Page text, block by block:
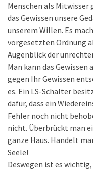
Menschen als
das Gewissen unsere
unserem Willen. Es
vorgesetzten Ordnung
Augenblick der
Man kann das
gegen Ihr Gewissen
es. Ein LS-Schalter
dafür, dass ein
Fehler noch nicht
nicht. Überbrückt man
ganze Haus. Handelt
Seele!
Deswegen ist es